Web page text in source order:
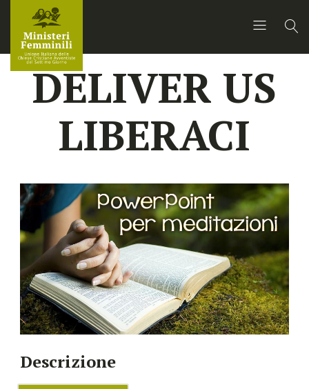
DELIVER US
LIBERACI
Descrizione